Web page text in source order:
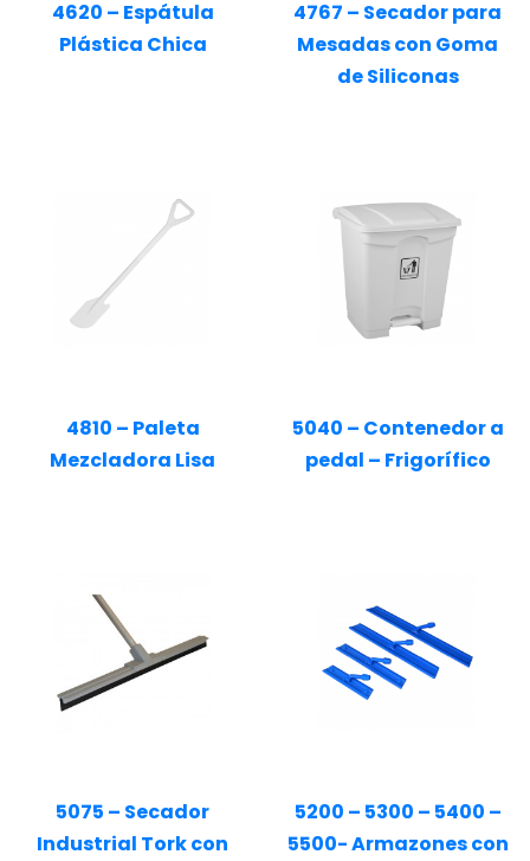
4620 – Espátula
Plástica Chica
4767 – Secador para
Mesadas con Goma
de Siliconas
4810 – Paleta
Mezcladora Lisa
5040 – Contenedor a
pedal – Frigorífico
5075 – Secador
Industrial Tork con
5200 – 5300 – 5400 –
5500- Armazones con